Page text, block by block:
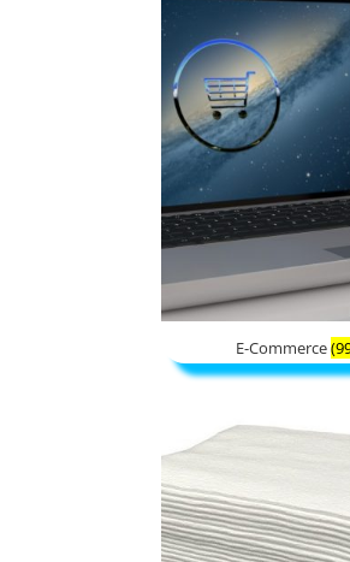
E-Commerce